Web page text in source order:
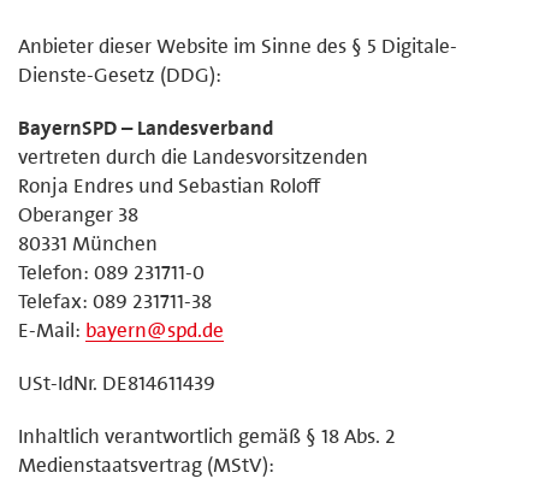
Anbieter dieser Website im Sinne des § 5 Digitale-
Dienste-Gesetz (DDG):
BayernSPD – Landesverband
vertreten durch die Landesvorsitzenden
Ronja Endres und Sebastian Roloff
Oberanger 38
80331 München
Telefon: 089 231711-0
Telefax: 089 231711-38
E-Mail: bayern@spd.de
USt-IdNr. DE814611439
Inhaltlich verantwortlich gemäß § 18 Abs. 2
Medienstaatsvertrag (MStV):